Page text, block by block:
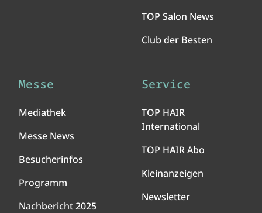
TOP Salon News
Club der Besten
Messe
Mediathek
Messe News
Besucherinfos
Programm
Nachbericht 2025
Service
TOP HAIR
International
TOP HAIR Abo
Kleinanzeigen
Newsletter